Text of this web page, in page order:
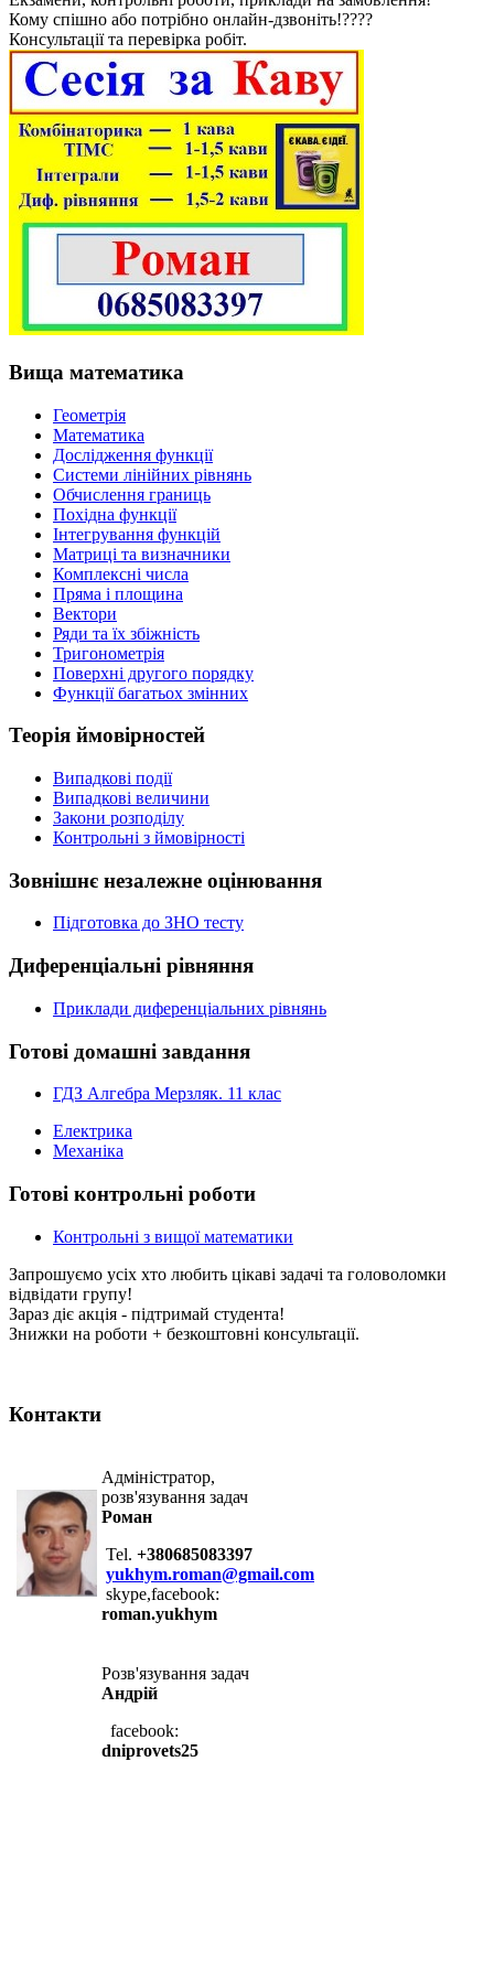
Кому спішно або потрібно онлайн-дзвоніть!????
Консультації та перевірка робіт.
Вища математика
Геометрія
Математика
Дослідження функції
Системи лінійних рівнянь
Обчислення границь
Похідна функції
Інтегрування функцій
Матриці та визначники
Комплексні числа
Пряма і площина
Вектори
Ряди та їх збіжність
Тригонометрія
Поверхні другого порядку
Функції багатьох змінних
Теорія ймовірностей
Випадкові події
Випадкові величини
Закони розподілу
Контрольні з ймовірності
Зовнішнє незалежне оцінювання
Підготовка до ЗНО тесту
Диференціальні рівняння
Приклади диференціальних рівнянь
Готові домашні завдання
ГДЗ Алгебра Мерзляк. 11 клас
Електрика
Механіка
Готові контрольні роботи
Контрольні з вищої математики
Запрошуємо усіх хто любить цікаві задачі та головоломки
відвідати групу!
Зараз діє акція - підтримай студента!
Знижки на роботи + безкоштовні консультації.
Контакти
Адміністратор,
розв'язування задач
Роман
Tel. +380685083397
yukhym.roman@gmail.com
skype,facebook:
roman.yukhym
Розв'язування задач
Андрій
facebook:
dniprovets25